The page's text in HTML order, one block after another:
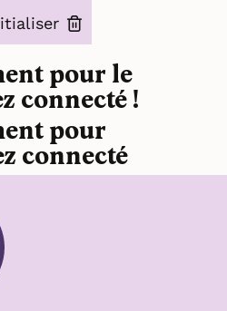
pour le
connecté !
pour
connecté